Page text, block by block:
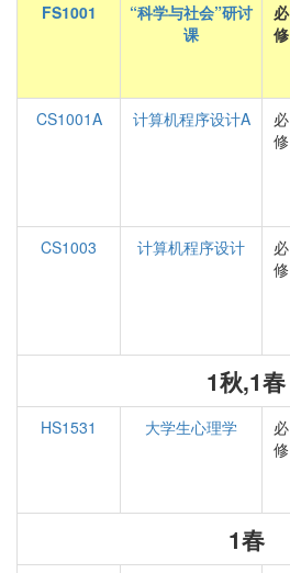
FS1001
“科学与社会”研讨
课
必
修
CS1001A
计算机程序设计A
必
修
CS1003
计算机程序设计
必
修
1秋,1春
HS1531 大学生心理学
必
修
1春